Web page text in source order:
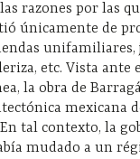
razones por las
únicamente de
unifamiliares,
etc. Vista ante
la obra de
mexicana
tal contexto, la
mudado a un